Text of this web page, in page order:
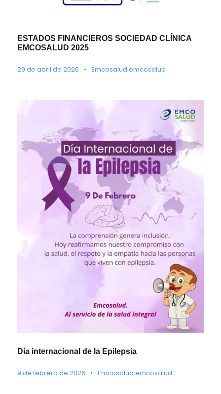
ESTADOS FINANCIEROS SOCIEDAD CLÍNICA
EMCOSALUD 2025
29 de abril de 2026 • Emcosalud emcosalud
Día internacional de la Epilepsia
9 de febrero de 2026 • Emcosalud emcosalud